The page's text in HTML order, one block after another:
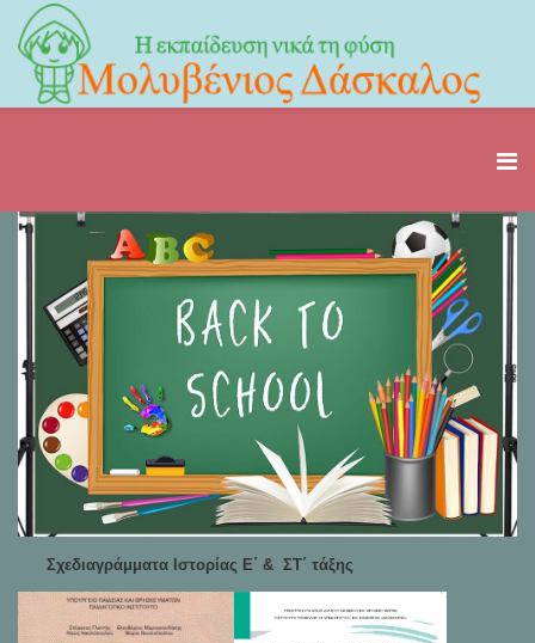
Σχεδιαγράμματα Ιστορίας Ε΄ & ΣΤ΄ τάξης